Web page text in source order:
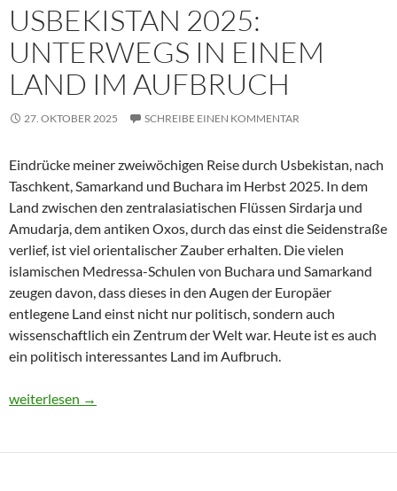
USBEKISTAN 2025:
UNTERWEGS IN EINEM
LAND IM AUFBRUCH
27. OKTOBER 2025 SCHREIBE EINEN KOMMENTAR
Eindrücke meiner zweiwöchigen Reise durch Usbekistan, nach
Taschkent, Samarkand und Buchara im Herbst 2025. In dem
Land zwischen den zentralasiatischen Flüssen Sirdarja und
Amudarja, dem antiken Oxos, durch das einst die Seidenstraße
verlief, ist viel orientalischer Zauber erhalten. Die vielen
islamischen Medressa-Schulen von Buchara und Samarkand
zeugen davon, dass dieses in den Augen der Europäer
entlegene Land einst nicht nur politisch, sondern auch
wissenschaftlich ein Zentrum der Welt war. Heute ist es auch
ein politisch interessantes Land im Aufbruch.
Usbekistan 2025: Unterwegs in einem Land im Aufbruch
weiterlesen →